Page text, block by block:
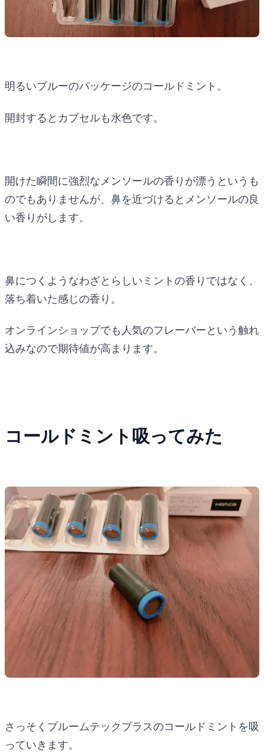
明るいブルーのパッケージのコールドミント。
開封するとカプセルも水色です。
開けた瞬間に強烈なメンソールの香りが漂うというも
のでもありませんが、鼻を近づけるとメンソールの良
い香りがします。
鼻につくようなわざとらしいミントの香りではなく、
落ち着いた感じの香り。
オンラインショップでも人気のフレーバーという触れ
込みなので期待値が高まります。
コールドミント吸ってみた
さっそくプルームテックプラスのコールドミントを吸
っていきます。